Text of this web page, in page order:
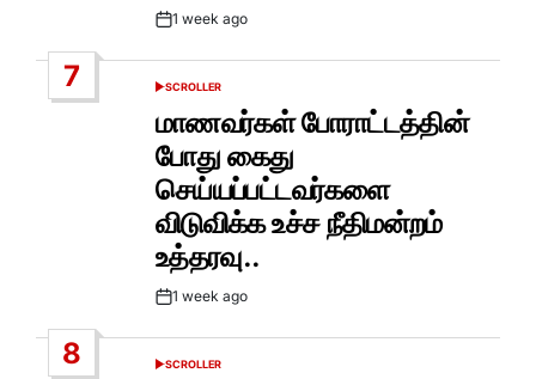
Post1 week ago
7
POSTED
SCROLLER
மாணவர்கள் போராட்டத்தின்
போது கைது
செய்யப்பட்டவர்களை
விடுவிக்க உச்ச நீதிமன்றம்
உத்தரவு..
Post1 week ago
8
POSTED
SCROLLER